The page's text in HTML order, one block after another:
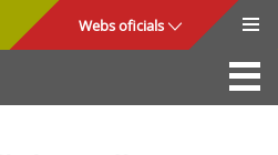
Webs oficials
La Seu